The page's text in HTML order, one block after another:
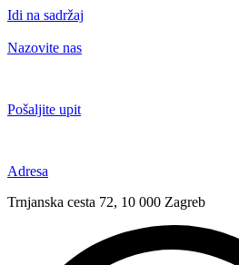
Idi na sadržaj
Nazovite nas
Pošaljite upit
Adresa
Trnjanska cesta 72, 10 000 Zagreb